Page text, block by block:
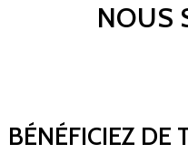
NOUS
BÉNÉFICIEZ DE